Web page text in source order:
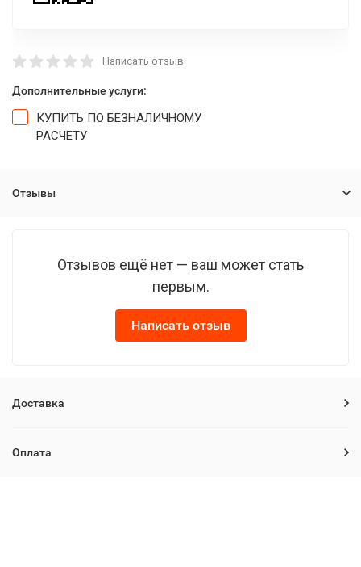
Написать отзыв
Дополнительные услуги:
КУПИТЬ ПО БЕЗНАЛИЧНОМУ
РАСЧЕТУ
Отзывы
Отзывов ещё нет — ваш может стать
первым.
Написать отзыв
Доставка
Оплата